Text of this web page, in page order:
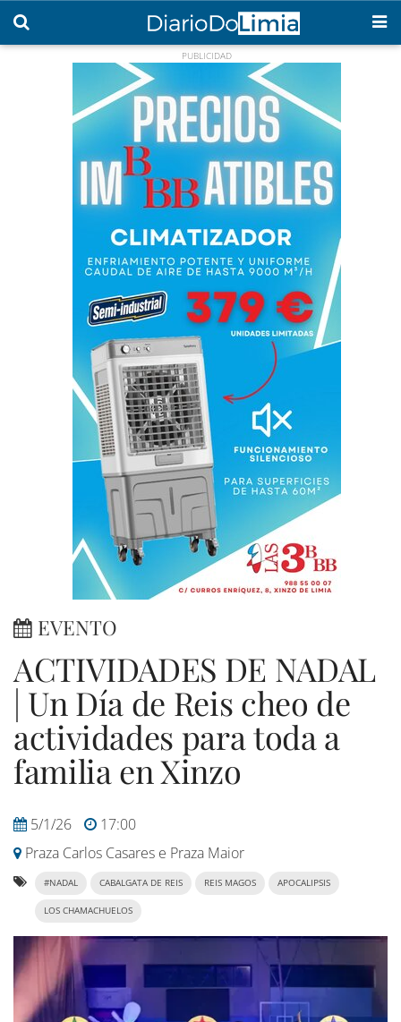
EVENTO
ACTIVIDADES DE NADAL
| Un Día de Reis cheo de
actividades para toda a
familia en Xinzo
5/1/26
17:00
Praza Carlos Casares e Praza Maior
#NADAL CABALGATA DE REIS REIS MAGOS APOCALIPSIS
LOS CHAMACHUELOS